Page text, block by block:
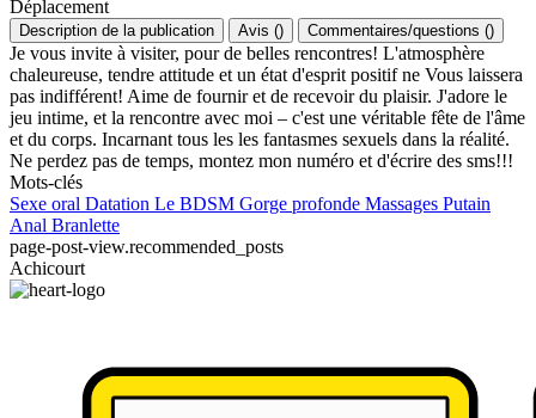
Déplacement
Description de la publication Avis () Commentaires/questions ()
Je vous invite à visiter, pour de belles rencontres! L'atmosphère
chaleureuse, tendre attitude et un état d'esprit positif ne Vous laissera
pas indifférent! Aime de fournir et de recevoir du plaisir. J'adore le
jeu intime, et la rencontre avec moi – c'est une véritable fête de l'âme
et du corps. Incarnant tous les les fantasmes sexuels dans la réalité.
Ne perdez pas de temps, montez mon numéro et d'écrire des sms!!!
Mots-clés
Sexe oral Datation Le BDSM Gorge profonde Massages Putain
Anal Branlette
page-post-view.recommended_posts
Achicourt